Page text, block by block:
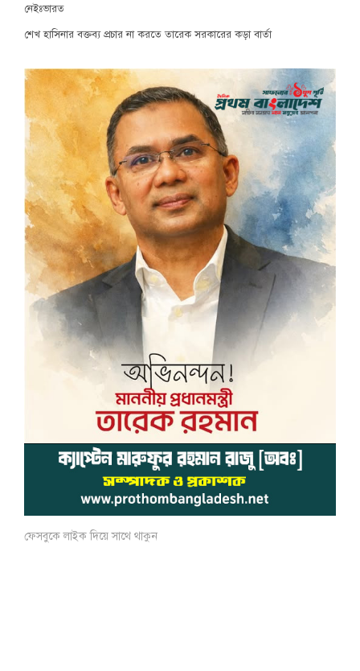
নেইঃভারত
শেখ হাসিনার বক্তব্য প্রচার না করতে তারেক সরকারের কড়া বার্তা
ফেসবুকে লাইক দিয়ে সাথে থাকুন